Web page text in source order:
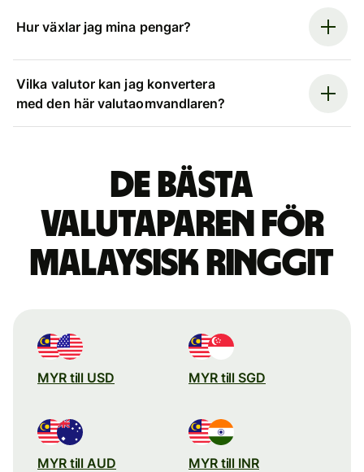
Hur växlar jag mina pengar?
Vilka valutor kan jag konvertera
med den här valutaomvandlaren?
De bästa
valutaparen för
malaysisk ringgit
MYR till USD MYR till SGD
MYR till AUD MYR till INR